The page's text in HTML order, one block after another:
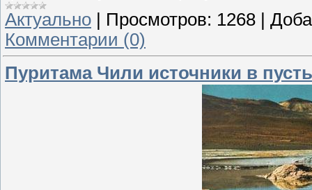
Актуально
Просмотров: 1268
Комментарии (0)
Пуритама Чили источники в